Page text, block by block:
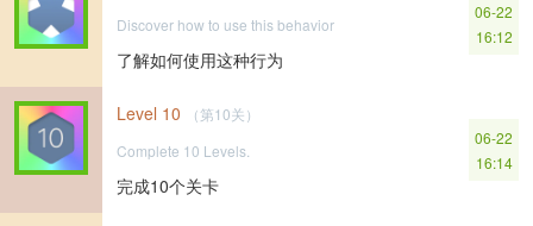
Discover how to use this behavior
了解如何使用这种行为
06-22
16:12
Level 10
（第10关）
Complete 10 Levels.
完成10个关卡
06-22
16:14